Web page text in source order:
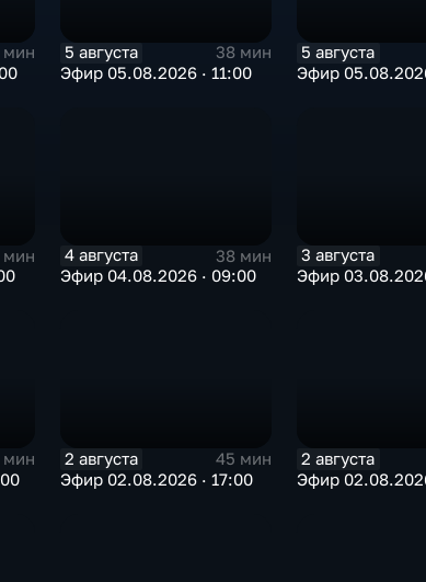
мин
5 августа
38 мин
Эфир 05.08.2026 · 11:00
5 августа
Эфир
мин
4 августа
38 мин
Эфир 04.08.2026 · 09:00
3 августа
Эфир
мин
2 августа
45 мин
Эфир 02.08.2026 · 17:00
2 августа
Эфир